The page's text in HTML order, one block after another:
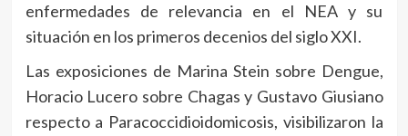
enfermedades de relevancia en el NEA y su
situación en los primeros decenios del siglo XXI.
Las exposiciones de Marina Stein sobre Dengue,
Horacio Lucero sobre Chagas y Gustavo Giusiano
respecto a Paracoccidioidomicosis, visibilizaron la